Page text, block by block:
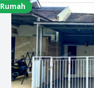
Rumah